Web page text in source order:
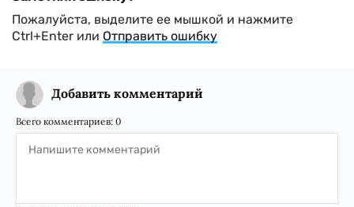
Пожалуйста, выделите ее мышкой и нажмите
Ctrl+Enter или Отправить ошибку
Добавить комментарий
Всего комментариев: 0